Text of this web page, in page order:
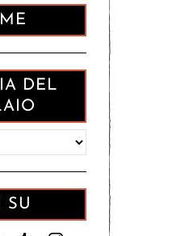
ME
SU